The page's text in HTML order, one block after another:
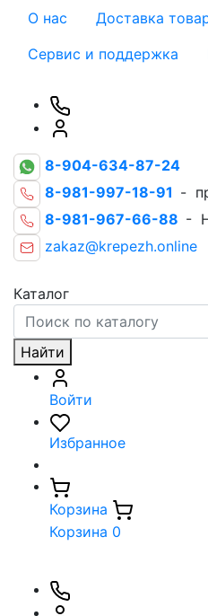
О нас Доставка
Сервис и поддержка
8-904-634-87-24
8-981-997-18-91 -
8-981-967-66-88 -
zakaz@krepezh.online
Каталог
Найти
Войти
Избранное
Корзина
Корзина 0